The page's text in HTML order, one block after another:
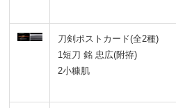
刀剣ポストカード(全2種)
1短刀 銘 忠広(附拵)
2小糠肌